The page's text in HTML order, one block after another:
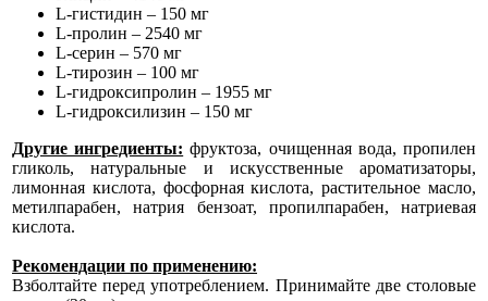
L-гистидин – 150 мг
L-пролин – 2540 мг
L-серин – 570 мг
L-тирозин – 100 мг
L-гидроксипролин – 1955 мг
L-гидроксилизин – 150 мг
Другие ингредиенты: фруктоза, очищенная вода, пропилен
гликоль, натуральные и искусственные ароматизаторы,
лимонная кислота, фосфорная кислота, растительное масло,
метилпарабен, натрия бензоат, пропилпарабен, натриевая
кислота.
Рекомендации по применению:
Взболтайте перед употреблением. Принимайте две столовые